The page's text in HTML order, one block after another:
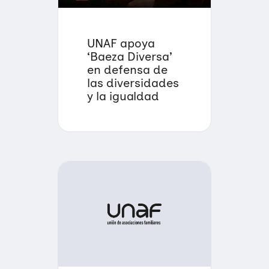
UNAF apoya
‘Baeza Diversa’
en defensa de
las diversidades
y la igualdad